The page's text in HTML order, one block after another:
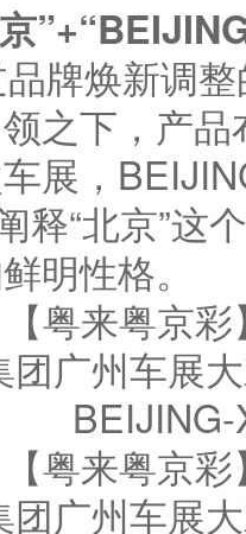
牌焕新调
之下，产
展，
释“北京”这
明性格。